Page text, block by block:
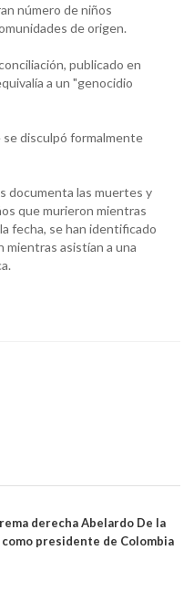
número de niños
de origen.
publicado en
a un "genocidio
se disculpó formalmente
documenta las muertes y
que murieron mientras
fecha, se han identificado
mientras asistían a una
derecha Abelardo De la
presidente de Colombia